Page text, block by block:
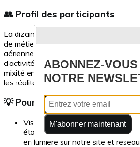
👥 Profil des participants
La dizaine d'adhérents présents
de métiers dans le tourisme
aérienne, agences réceptives et de
d’activités de loisirs, artisans, centre
mixité enrichit les échanges, en
les réalités du secteur.
💡 Pourquoi participer à une
Visibilité locale : en tant
établissement peut accueillir ces
en lumière sur notre site et
ABONNEZ-
NOTRE
M'abonner maintenant